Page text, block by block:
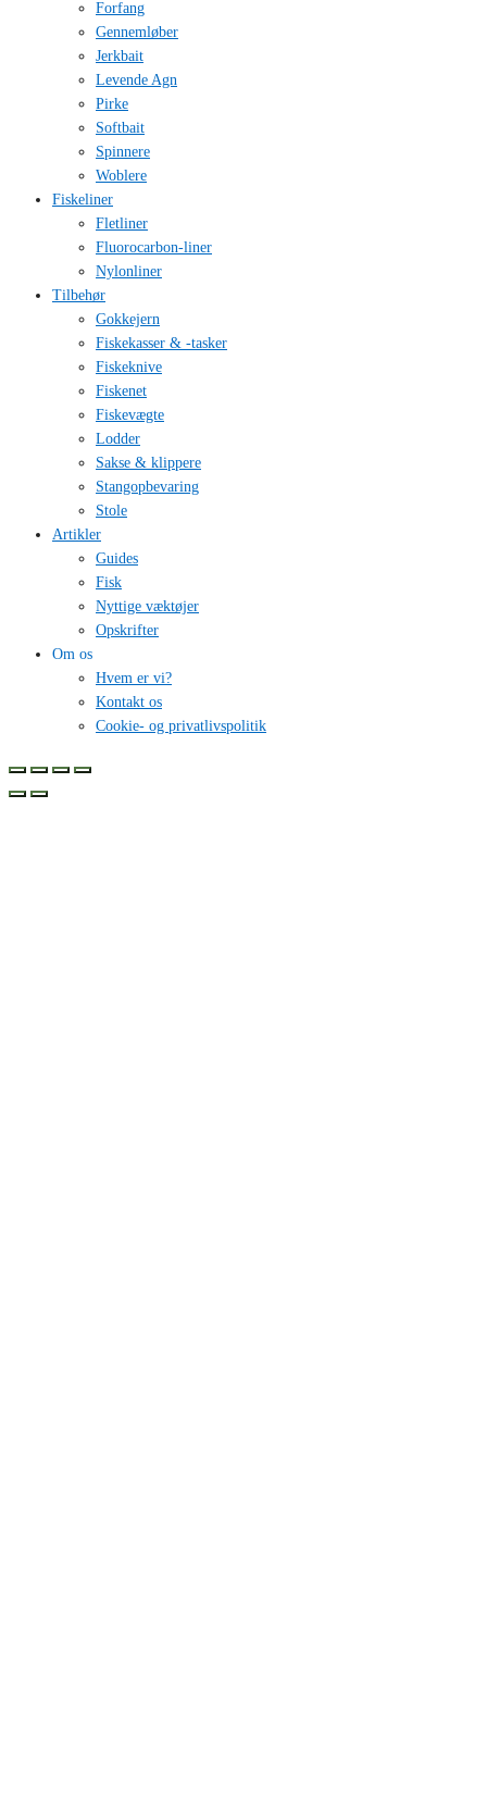
Forfang
Gennemløber
Jerkbait
Levende Agn
Pirke
Softbait
Spinnere
Woblere
Fiskeliner
Fletliner
Fluorocarbon-liner
Nylonliner
Tilbehør
Gokkejern
Fiskekasser & -tasker
Fiskeknive
Fiskenet
Fiskevægte
Lodder
Sakse & klippere
Stangopbevaring
Stole
Artikler
Guides
Fisk
Nyttige væktøjer
Opskrifter
Om os
Hvem er vi?
Kontakt os
Cookie- og privatlivspolitik